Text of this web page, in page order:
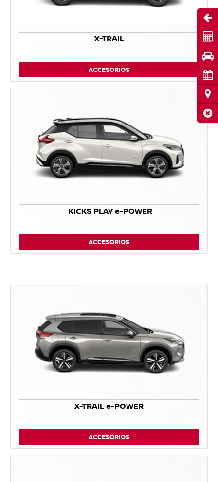
X-TRAIL
ACCESORIOS
KICKS PLAY e-POWER
ACCESORIOS
X-TRAIL e-POWER
ACCESORIOS